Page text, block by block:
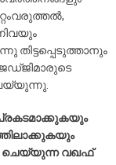
തിട്ടപ്പെടുത്താനും
ജഡ്ജിമാരുടെ
ചെയ്യുന്ന വഖഫ്